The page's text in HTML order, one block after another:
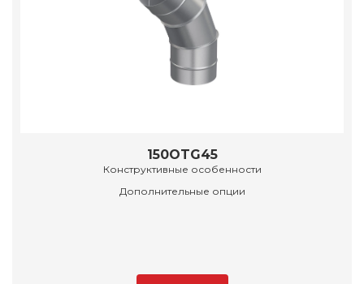
150OTG45
Конструктивные особенности
Дополнительные опции